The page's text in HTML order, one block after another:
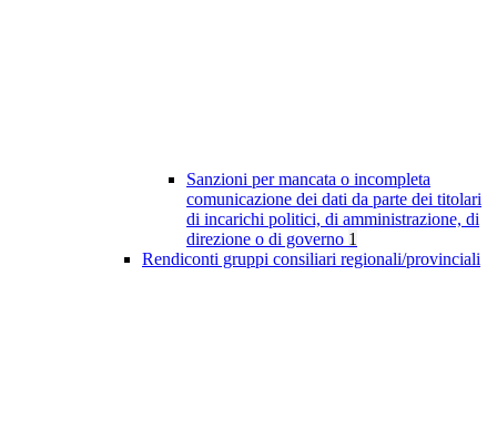
Sanzioni per mancata o incompleta
comunicazione dei dati da parte dei titolari
di incarichi politici, di amministrazione, di
direzione o di governo 1
Rendiconti gruppi consiliari regionali/provinciali